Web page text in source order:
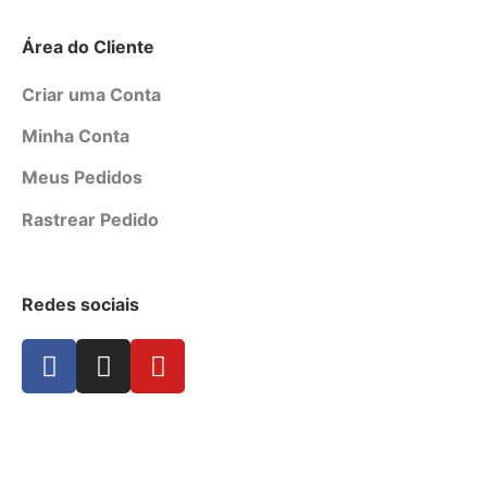
Área do Cliente
Criar uma Conta
Minha Conta
Meus Pedidos
Rastrear Pedido
Redes sociais